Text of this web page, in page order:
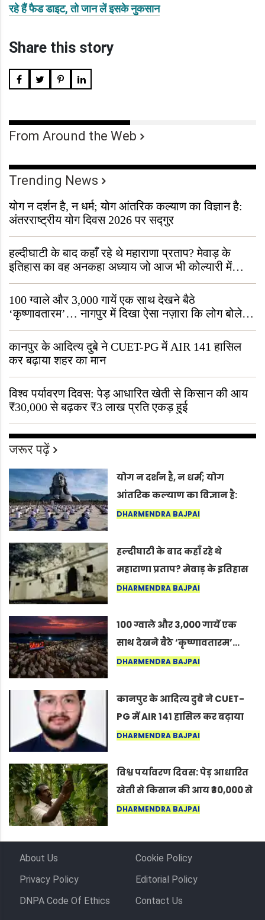
रहे हैं फैड डाइट, तो जान लें इसके नुकसान
Share this story
From Around the Web
Trending News
योग न दर्शन है, न धर्म; योग आंतरिक कल्याण का विज्ञान है:
अंतरराष्ट्रीय योग दिवस 2026 पर सद्गुर
हल्दीघाटी के बाद कहाँ रहे थे महाराणा प्रताप? मेवाड़ के
इतिहास का वह अनकहा अध्याय जो आज भी कोल्यारी में
जीवित है
100 ग्वाले और 3,000 गायें एक साथ देखने बैठे
‘कृष्णावतारम’… नागपुर में दिखा ऐसा नज़ारा कि लोग बोले,
“ऐसा तो सिर्फ़ कृष्ण ही कर सकते हैं”
कानपुर के आदित्य दुबे ने CUET-PG में AIR 141 हासिल
कर बढ़ाया शहर का मान
विश्व पर्यावरण दिवस: पेड़ आधारित खेती से किसान की आय
₹30,000 से बढ़कर ₹3 लाख प्रति एकड़ हुई
जरूर पढ़ें
योग न दर्शन है, न धर्म; योग
आंतरिक कल्याण का विज्ञान है:
अंतरराष्ट्रीय योग दिवस 2026 पर
DHARMENDRA BAJPAI
हल्दीघाटी के बाद कहाँ रहे थे
महाराणा प्रताप? मेवाड़ के इतिहास
का वह अनकहा अध्याय जो आज भी
DHARMENDRA BAJPAI
100 ग्वाले और 3,000 गायें एक
साथ देखने बैठे ‘कृष्णावतारम’…
नागपुर में दिखा ऐसा नज़ारा कि
कर सकते हैं”
DHARMENDRA BAJPAI
कानपुर के आदित्य दुबे ने CUET-
PG में AIR 141 हासिल कर बढ़ाया
शहर का मान
DHARMENDRA BAJPAI
विश्व पर्यावरण दिवस: पेड़ आधारित
खेती से किसान की आय ₹30,000 से
बढ़कर ₹3 लाख प्रति एकड़ हुई
DHARMENDRA BAJPAI
About Us
Cookie Policy
Privacy Policy
Editorial Policy
DNPA Code Of Ethics
Contact Us